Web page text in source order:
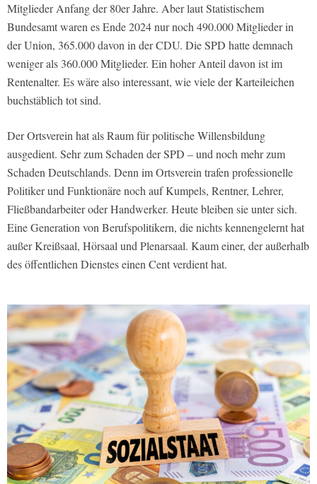
Mitglieder Anfang der 80er Jahre. Aber laut Statistischem
Bundesamt waren es Ende 2024 nur noch 490.000 Mitglieder in
der Union, 365.000 davon in der CDU. Die SPD hatte demnach
weniger als 360.000 Mitglieder. Ein hoher Anteil davon ist im
Rentenalter. Es wäre also interessant, wie viele der Karteileichen
buchstäblich tot sind.
Der Ortsverein hat als Raum für politische Willensbildung
ausgedient. Sehr zum Schaden der SPD – und noch mehr zum
Schaden Deutschlands. Denn im Ortsverein trafen professionelle
Politiker und Funktionäre noch auf Kumpels, Rentner, Lehrer,
Fließbandarbeiter oder Handwerker. Heute bleiben sie unter sich.
Eine Generation von Berufspolitikern, die nichts kennengelernt hat
außer Kreißsaal, Hörsaal und Plenarsaal. Kaum einer, der außerhalb
des öffentlichen Dienstes einen Cent verdient hat.